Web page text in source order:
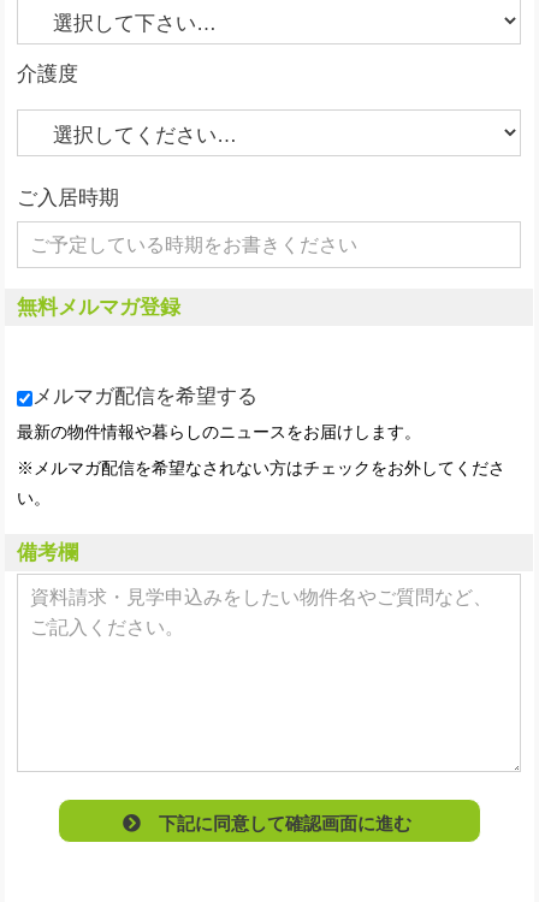
介護度
ご入居時期
無料メルマガ登録
メルマガ配信を希望する
最新の物件情報や暮らしのニュースをお届けします。
※メルマガ配信を希望なされない方はチェックをお外してくださ
い。
備考欄
下記に同意して確認画面に進む